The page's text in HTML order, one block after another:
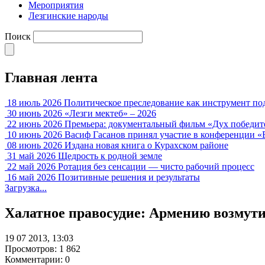
Мероприятия
Лезгинские народы
Поиск
Главная лента
18 июль 2026 Политическое преследование как инструмент
30 июнь 2026 «Лезги мектеб» – 2026
22 июнь 2026 Премьера: документальный фильм «Дух
10 июнь 2026 Васиф Гасанов принял участие в конференции
08 июнь 2026 Издана новая книга о Курахском районе
31 май 2026 Щедрость к родной земле
22 май 2026 Ротация без сенсации — чисто рабочий процесс
16 май 2026 Позитивные решения и результаты
Загрузка...
Халатное правосудие: Армению
19 07 2013, 13:03
Просмотров: 1 862
Комментарии: 0